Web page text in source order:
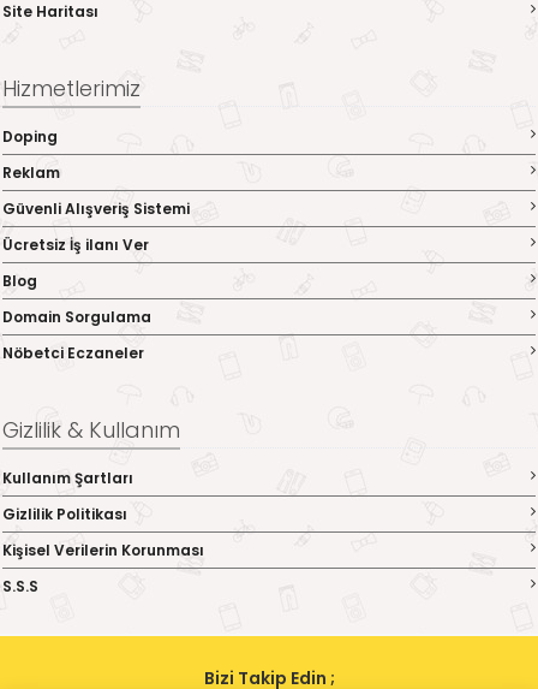
Site Haritası
Hizmetlerimiz
Doping
Reklam
Güvenli Alışveriş Sistemi
Ücretsiz İş ilanı Ver
Blog
Domain Sorgulama
Nöbetci Eczaneler
Gizlilik & Kullanım
Kullanım Şartları
Gizlilik Politikası
Kişisel Verilerin Korunması
S.S.S
Bizi Takip Edin ;